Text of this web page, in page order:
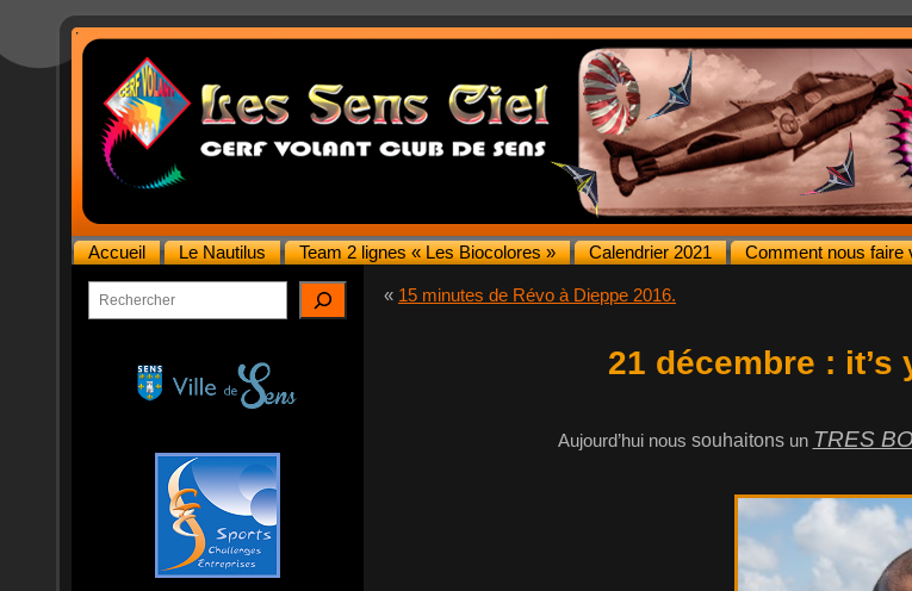
Accueil Le Nautilus Team 2 lignes « Les Biocolores » Calendrier 2021 Comment nous faire
Rechercher
« 15 minutes de Révo à Dieppe 2016.
21 décembre :
Aujourd’hui nous souhaitons un TRES